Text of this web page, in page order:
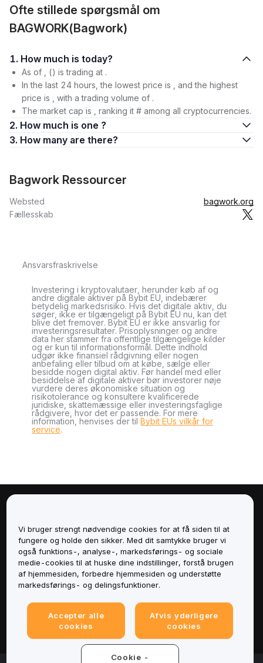
Ofte stillede spørgsmål om
BAGWORK(Bagwork)
1. How much is today?
As of , () is trading at .
In the last 24 hours, the lowest price is , and the highest
price is , with a trading volume of .
The market cap is , ranking it # among all cryptocurrencies.
2. How much is one ?
3. How many are there?
Bagwork Ressourcer
Websted
bagwork.org
Fællesskab
Ansvarsfraskrivelse
Investering i kryptovalutaer, herunder køb af og
andre digitale aktiver på Bybit EU, indebærer
betydelig markedsrisiko. Hvis det digitale aktiv, du
søger, ikke er tilgængeligt på Bybit EU nu, kan det
blive det fremover. Bybit EU er ikke ansvarlig for
investeringsresultater. Prisoplysninger og andre
data her stammer fra offentlige tilgængelige kilder
og er kun til informationsformål. Dette indhold
udgør ikke finansiel rådgivning eller nogen
anbefaling eller tilbud om at købe, sælge eller
besidde nogen digital aktiv. Før handel med eller
besiddelse af digitale aktiver bør investorer nøje
vurdere deres økonomiske situation og
risikotolerance og konsultere kvalificerede
juridiske, skattemæssige eller investeringsfaglige
rådgivere, hvor det er passende. For mere
information, henvises der til Bybit EUs vilkår for
service.
Tjenester
Support
Vi bruger strengt nødvendige cookies for at få siden til at
fungere og holde den sikker. Med dit samtykke bruger vi
også funktions-, analyse-, markedsførings- og sociale
medie-cookies til at huske dine indstillinger, forstå brugen
af hjemmesiden, forbedre hjemmesiden og understøtte
markedsførings- og delingsfunktioner.
Accepter alle
cookies
Afvis yderligere
cookies
Cookie -